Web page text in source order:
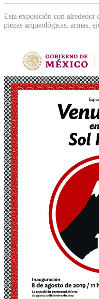
Esta exposición con alrededor
piezas arqueológicas, armas,